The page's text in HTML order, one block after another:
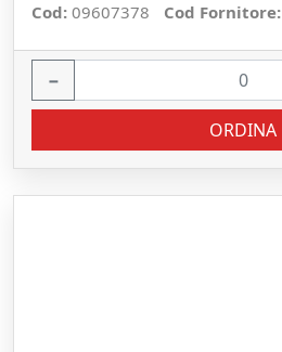
Cod: 09607378 Cod Fornitore:
−
ORDINA